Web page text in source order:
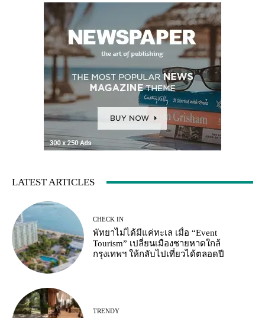
LATEST ARTICLES
CHECK IN
พัทยาไม่ได้มีแค่ทะเล เมื่อ “Event
Tourism” เปลี่ยนเมืองชายหาดใกล้
กรุงเทพฯ ให้กลับไปเที่ยวได้ตลอดปี
TRENDY